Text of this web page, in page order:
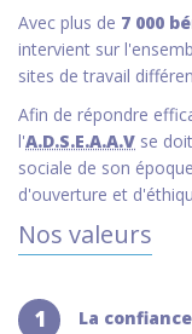
Avec plus de 7 000
intervient sur
sites de travail
Afin de répondre
l'A.D.S.E.A.A.V se
sociale de son
d'ouverture et
Nos valeurs
1 La confiance